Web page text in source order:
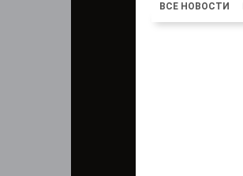
ВСЕ НОВОСТИ